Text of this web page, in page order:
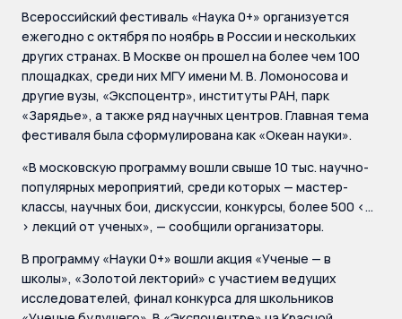
Всероссийский фестиваль «Наука 0+» организуется
ежегодно с октября по ноябрь в России и нескольких
других странах. В Москве он прошел на более чем 100
площадках, среди них МГУ имени М. В. Ломоносова и
другие вузы, «Экспоцентр», институты РАН, парк
«Зарядье», а также ряд научных центров. Главная тема
фестиваля была сформулирована как «Океан науки».
«В московскую программу вошли свыше 10 тыс. научно-
популярных мероприятий, среди которых — мастер-
классы, научных бои, дискуссии, конкурсы, более 500 <…
> лекций от ученых», — сообщили организаторы.
В программу «Науки 0+» вошли акция «Ученые — в
школы», «Золотой лекторий» с участием ведущих
исследователей, финал конкурса для школьников